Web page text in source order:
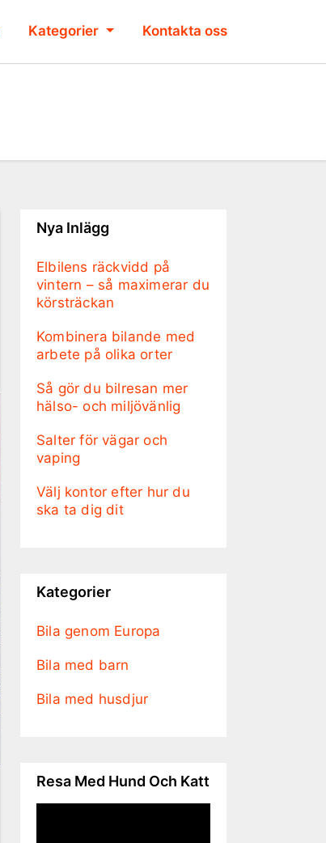
Kategorier Kontakta oss
Nya Inlägg
Elbilens räckvidd på
vintern – så maximerar du
körsträckan
Kombinera bilande med
arbete på olika orter
Så gör du bilresan mer
hälso- och miljövänlig
Salter för vägar och
vaping
Välj kontor efter hur du
ska ta dig dit
Kategorier
Bila genom Europa
Bila med barn
Bila med husdjur
Resa Med Hund Och Katt